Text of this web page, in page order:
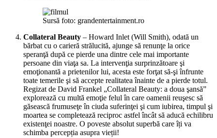
Sursă foto: grandentertainment.ro
Collateral Beauty – Howard Inlet (Will Smith), odată un
bărbat cu o carieră strălucită, ajunge să renunţe la orice
speranţă după ce pierde una dintre cele mai importante
persoane din viaţa sa. La intervenţia surprinzătoare şi
emoţionantă a prietenilor lui, acesta este forţat să-şi înfrunte
toate temerile şi să accepte realitatea înainte de a pierde totul.
Regizat de David Frankel „Collateral Beauty: a doua şansă”
explorează cu multă emoţie felul în care oamenii reuşesc să
găsească frumuseţe în ciuda suferinţei şi cum iubirea, timpul şi
moartea se completează reciproc astfel încât să aducă echilibru
existenţei noastre. O poveste absolut superbă care îți va
schimba percepția asupra vieții!